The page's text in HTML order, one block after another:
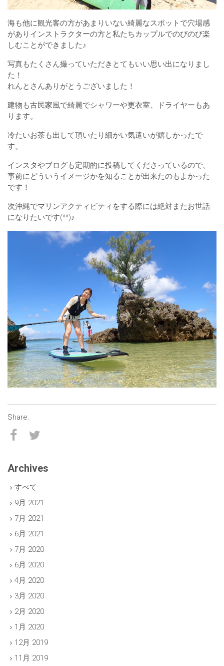
海も他に観光客の方があまりいない綺麗なスポットで穴場感
がありインストラクターの方と私たちカップルでのびのび楽
しむことができました♪
写真もたくさん撮っていただきとてもいい思い出になりまし
た！
れんとさんありがとうございました！
建物も古民家風で綺麗でシャワーや更衣室、ドライヤーもあ
ります。
冷たいお茶も出して頂いたり細かい気遣いが嬉しかったで
す。
インスタやブログも定期的に投稿してくださっているので、
事前にどういうイメージかを知ることが出来たのもよかった
です！
次沖縄でマリンアクティビティをする際には絶対またお世話
になりたいです(^^)♪
Archives
すべて
9月 2021
7月 2021
6月 2021
7月 2020
6月 2020
4月 2020
3月 2020
2月 2020
1月 2020
12月 2019
11月 2019